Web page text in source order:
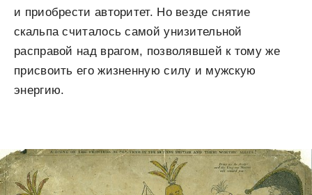
и приобрести авторитет. Но везде снятие
скальпа считалось самой унизительной
расправой над врагом, позволявшей к тому же
присвоить его жизненную силу и мужскую
энергию.